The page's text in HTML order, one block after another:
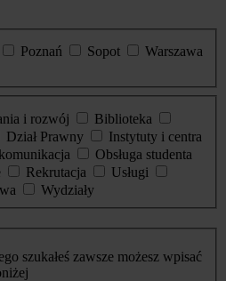
Poznań Sopot
Warszawa
i rozwój
Biblioteka
Dział Prawny
Instytuty i centra
Obsługa studenta
Rekrutacja
Usługi
Wydziały
szukałeś zawsze możesz wpisać